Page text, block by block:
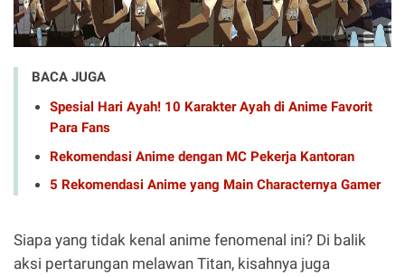
BACA JUGA
Spesial Hari Ayah! 10 Karakter Ayah di Anime Favorit
Para Fans
Rekomendasi Anime dengan MC Pekerja Kantoran
5 Rekomendasi Anime yang Main Characternya Gamer
Siapa yang tidak kenal anime fenomenal ini? Di balik
aksi pertarungan melawan Titan, kisahnya juga